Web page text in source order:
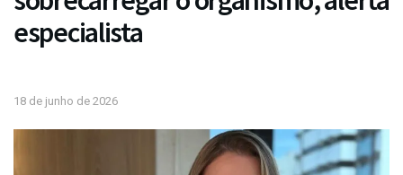
especialista
18 de junho de 2026